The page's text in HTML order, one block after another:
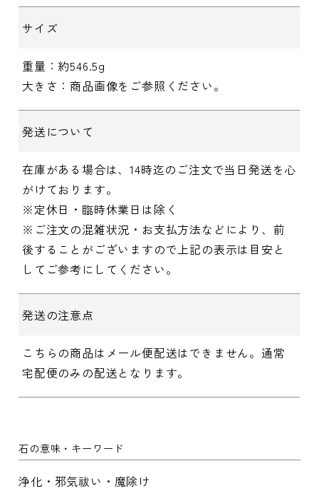
サイズ
重量：約546.5g
大きさ：商品画像をご参照ください。
発送について
在庫がある場合は、14時迄のご注文で当日発送を心
がけております。
※定休日・臨時休業日は除く
※ご注文の混雑状況・お支払方法などにより、前
後することがございますので上記の表示は目安と
してご参考にしてください。
発送の注意点
こちらの商品はメール便配送はできません。通常
宅配便のみの配送となります。
石の意味・キーワード
浄化・邪気祓い・魔除け